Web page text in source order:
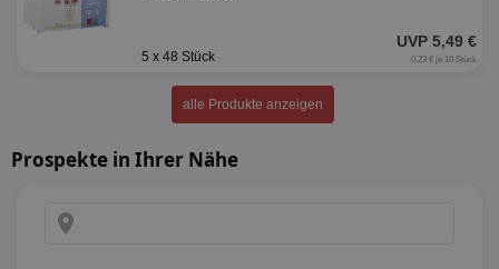
UVP 5,49 €
5 x 48 Stück 0,23 € je 10 Stück
alle Produkte anzeigen
Prospekte in Ihrer Nähe